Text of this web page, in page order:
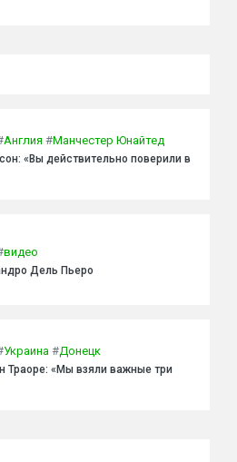
Англия #Манчестер Юнайтед
«Вы действительно поверили в
видео
Дель Пьеро
Украина #Донецк
Траоре: «Мы взяли важные три